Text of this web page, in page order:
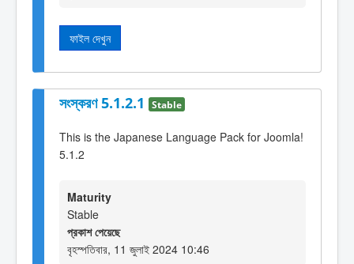
ফাইল দেখুন
সংস্করণ 5.1.2.1 Stable
This is the Japanese Language Pack for Joomla!
5.1.2
Maturity
Stable
প্রকাশ পেয়েছে
বৃহস্পতিবার, 11 জুলাই 2024 10:46